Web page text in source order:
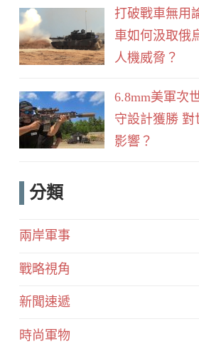
打破戰車無用
車如何汲取俄
人機威脅？
6.8mm美軍次
守設計獲勝 對
影響？
分類
兩岸軍事
戰略視角
新聞速遞
時尚軍物